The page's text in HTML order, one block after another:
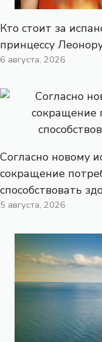
Кто стоит за
принцессу
6 августа, 2026
Согласно новому
сокращение
способствовать
5 августа, 2026